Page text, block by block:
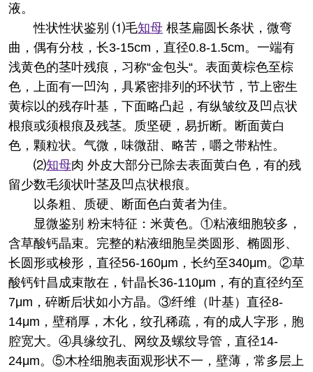
液。
性状性状鉴别 ⑴毛知母 根茎扁圆长条状，微弯
曲，偶有分枝，长3-15cm，直径0.8-1.5cm。一端有
浅黄色的茎叶残痕，习称“金包头“。表面黄棕色至棕
色，上面有一凹沟，具紧密排列的环状节，节上密生
黄棕以的残存叶基，下面略凸起，有纵皱纹及凹点状
根痕或须根痕及残茎。质坚硬，易折断。断面黄白
色，颗粒状。气微，味微甜、略苦，嚼之带粘性。
⑵知母肉 外皮大部分已除去表面黄白色，有的残
留少数毛须状叶茎及凹点状根痕。
以条粗、质硬、断面色白黄者为佳。
显微鉴别 粉末特征：米黄色。①粘液细胞较多，
含草酸钙晶束。完整的粘液细胞呈类圆形、椭圆形、
长圆形或梭形，直径56-160μm，长约至340μm。②草
酸钙针昌成束散在，针晶长36-110μm，有的直径约至
7μm，碎断后状如小方晶。③纤维（叶基）直径8-
14μm，壁稍厚，木化，纹孔稀疏，有的成人字形，胞
腔宽大。④具缘纹孔、网纹及螺纹导管，直径14-
24μm。⑤木栓细胞表面观形状不一，壁薄，常多层上